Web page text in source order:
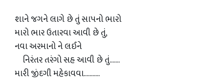
શાને જગને લાગે છે તું સાપનો ભારો
મારો ભાર ઉતારવા આવી છે તું,
નવા અરમાનો ને લઈને
નિરંતર તરંગો સહ આવી છે તું.......
મારી જીંદગી મહેકાવવા...........